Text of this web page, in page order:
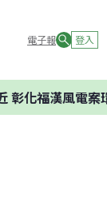
電子報 登入
化福漢風電案環